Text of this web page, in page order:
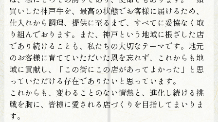
買いした神戸牛を、最高の状態でお客様に届けるため、
仕入れから調理、提供に至るまで、すべてに妥協なく取
り組んでおります。また、神戸という地域に根ざした店
であり続けることも、私たちの大切なテーマです。地元
のお客様に育てていただいた恩を忘れず、これからも地
域に貢献し、「この街にこの店があってよかった」と思
っていただける存在でありたいと思っています。
これからも、変わることのない情熱と、進化し続ける挑
戦を胸に、皆様に愛される店づくりを目指してまいりま
す。